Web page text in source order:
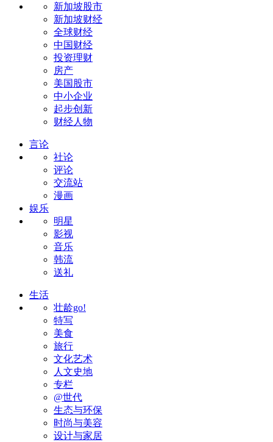
新加坡股市
新加坡财经
全球财经
中国财经
投资理财
房产
美国股市
中小企业
起步创新
财经人物
言论
社论
评论
交流站
漫画
娱乐
明星
影视
音乐
韩流
送礼
生活
壮龄go!
特写
美食
旅行
文化艺术
人文史地
专栏
@世代
生态与环保
时尚与美容
设计与家居